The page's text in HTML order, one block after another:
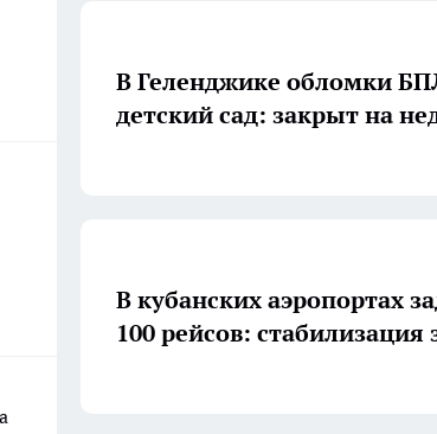
В Геленджике обломки
детский сад: закрыт на
В кубанских аэропортах
100 рейсов: стабилизация